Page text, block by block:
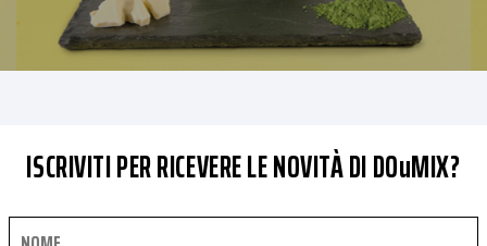
ISCRIVITI PER RICEVERE LE NOVITÀ DI DOuMIX?